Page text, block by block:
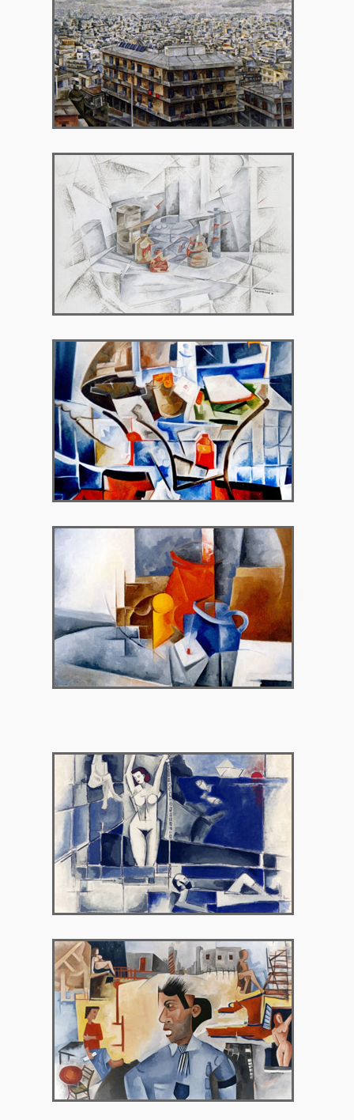
1990 – Γκαλερί 7
1992 – Γκαλερί Χρυσόθεμις
1995 – Αίθουσα Τέχνης Νέου Ψυχικού
1998 – Γκαλερί Αργώ, Κύπρος
1999 – Γκαλερί Αγκάθι
2000 – Γκαλερί Selini